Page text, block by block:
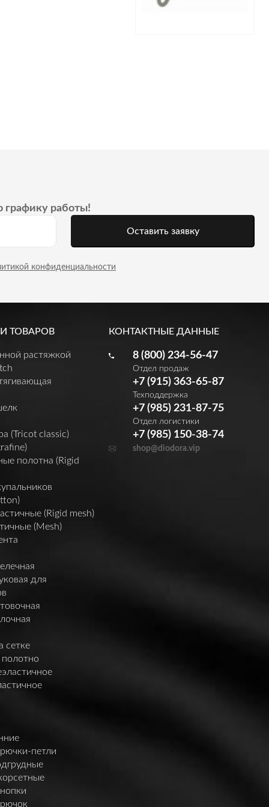
графику работы!
Оставить заявку
конфиденциальности
ТОВАРОВ
растяжкой
(Tricot classic)
полотна (Rigid
(Rigid mesh)
(Mesh)
для
сетке
петли
КОНТАКТНЫЕ ДАННЫЕ
8 (800) 234-56-47
Отдел продаж
+7 (915) 363-65-87
Техподдержка
+7 (985) 231-87-75
Отдел логистики
+7 (985) 150-38-74
shop@diodora.vip